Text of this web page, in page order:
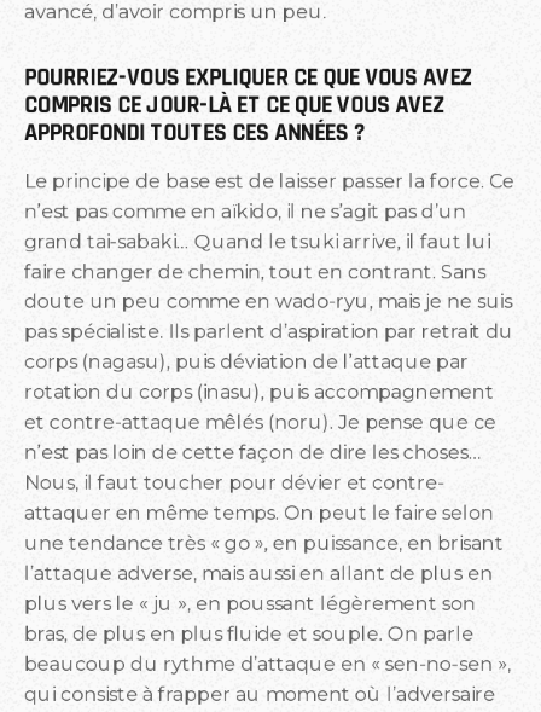
avancé, d’avoir compris un peu.
POURRIEZ-VOUS EXPLIQUER CE QUE VOUS AVEZ
COMPRIS CE JOUR-LÀ ET CE QUE VOUS AVEZ
APPROFONDI TOUTES CES ANNÉES ?
Le principe de base est de laisser passer la force. Ce
n’est pas comme en aïkido, il ne s’agit pas d’un
grand tai-sabaki… Quand le tsuki arrive, il faut lui
faire changer de chemin, tout en contrant. Sans
doute un peu comme en wado-ryu, mais je ne suis
pas spécialiste. Ils parlent d’aspiration par retrait du
corps (nagasu), puis déviation de l’attaque par
rotation du corps (inasu), puis accompagnement
et contre-attaque mêlés (noru). Je pense que ce
n’est pas loin de cette façon de dire les choses…
Nous, il faut toucher pour dévier et contre-
attaquer en même temps. On peut le faire selon
une tendance très « go », en puissance, en brisant
l’attaque adverse, mais aussi en allant de plus en
plus vers le « ju », en poussant légèrement son
bras, de plus en plus fluide et souple. On parle
beaucoup du rythme d’attaque en « sen-no-sen »,
qui consiste à frapper au moment où l’adversaire